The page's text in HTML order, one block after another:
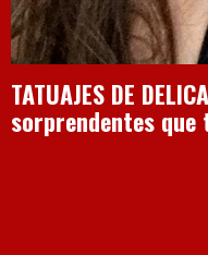
TATUAJES DE
sorprendentes que